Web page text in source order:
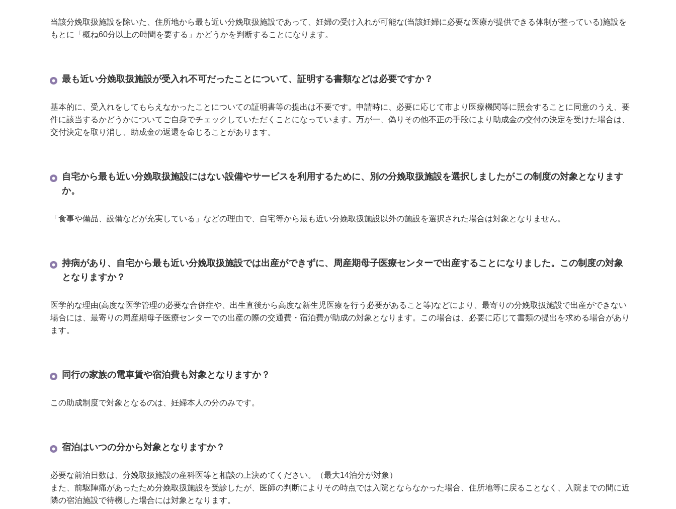
当該分娩取扱施設を除いた、住所地から最も近い分娩取扱施設であって、妊婦の受け入れが可能な(当該妊婦に必要な医療が提供できる体制が整っている)施設を
もとに「概ね60分以上の時間を要する」かどうかを判断することになります。
最も近い分娩取扱施設が受入れ不可だったことについて、証明する書類などは必要ですか？
基本的に、受入れをしてもらえなかったことについての証明書等の提出は不要です。申請時に、必要に応じて市より医療機関等に照会することに同意のうえ、要
件に該当するかどうかについてご自身でチェックしていただくことになっています。万が一、偽りその他不正の手段により助成金の交付の決定を受けた場合は、
交付決定を取り消し、助成金の返還を命じることがあります。
自宅から最も近い分娩取扱施設にはない設備やサービスを利用するために、別の分娩取扱施設を選択しましたがこの制度の対象となります
か。
「食事や備品、設備などが充実している」などの理由で、自宅等から最も近い分娩取扱施設以外の施設を選択された場合は対象となりません。
持病があり、自宅から最も近い分娩取扱施設では出産ができずに、周産期母子医療センターで出産することになりました。この制度の対象
となりますか？
医学的な理由(高度な医学管理の必要な合併症や、出生直後から高度な新生児医療を行う必要があること等)などにより、最寄りの分娩取扱施設で出産ができない
場合には、最寄りの周産期母子医療センターでの出産の際の交通費・宿泊費が助成の対象となります。この場合は、必要に応じて書類の提出を求める場合があり
ます。
同行の家族の電車賃や宿泊費も対象となりますか？
この助成制度で対象となるのは、妊婦本人の分のみです。
宿泊はいつの分から対象となりますか？
必要な前泊日数は、分娩取扱施設の産科医等と相談の上決めてください。（最大14泊分が対象）
また、前駆陣痛があったため分娩取扱施設を受診したが、医師の判断によりその時点では入院とならなかった場合、住所地等に戻ることなく、入院までの間に近
隣の宿泊施設で待機した場合には対象となります。